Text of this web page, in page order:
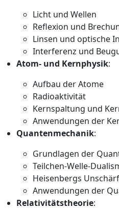
Licht und Wellen
Reflexion und
Linsen und optische
Interferenz und
Atom- und Kernphysik:
Aufbau der Atome
Radioaktivität
Kernspaltung und
Anwendungen der
Quantenmechanik:
Grundlagen der
Teilchen-Welle-
Heisenbergs
Anwendungen der
Relativitätstheorie: